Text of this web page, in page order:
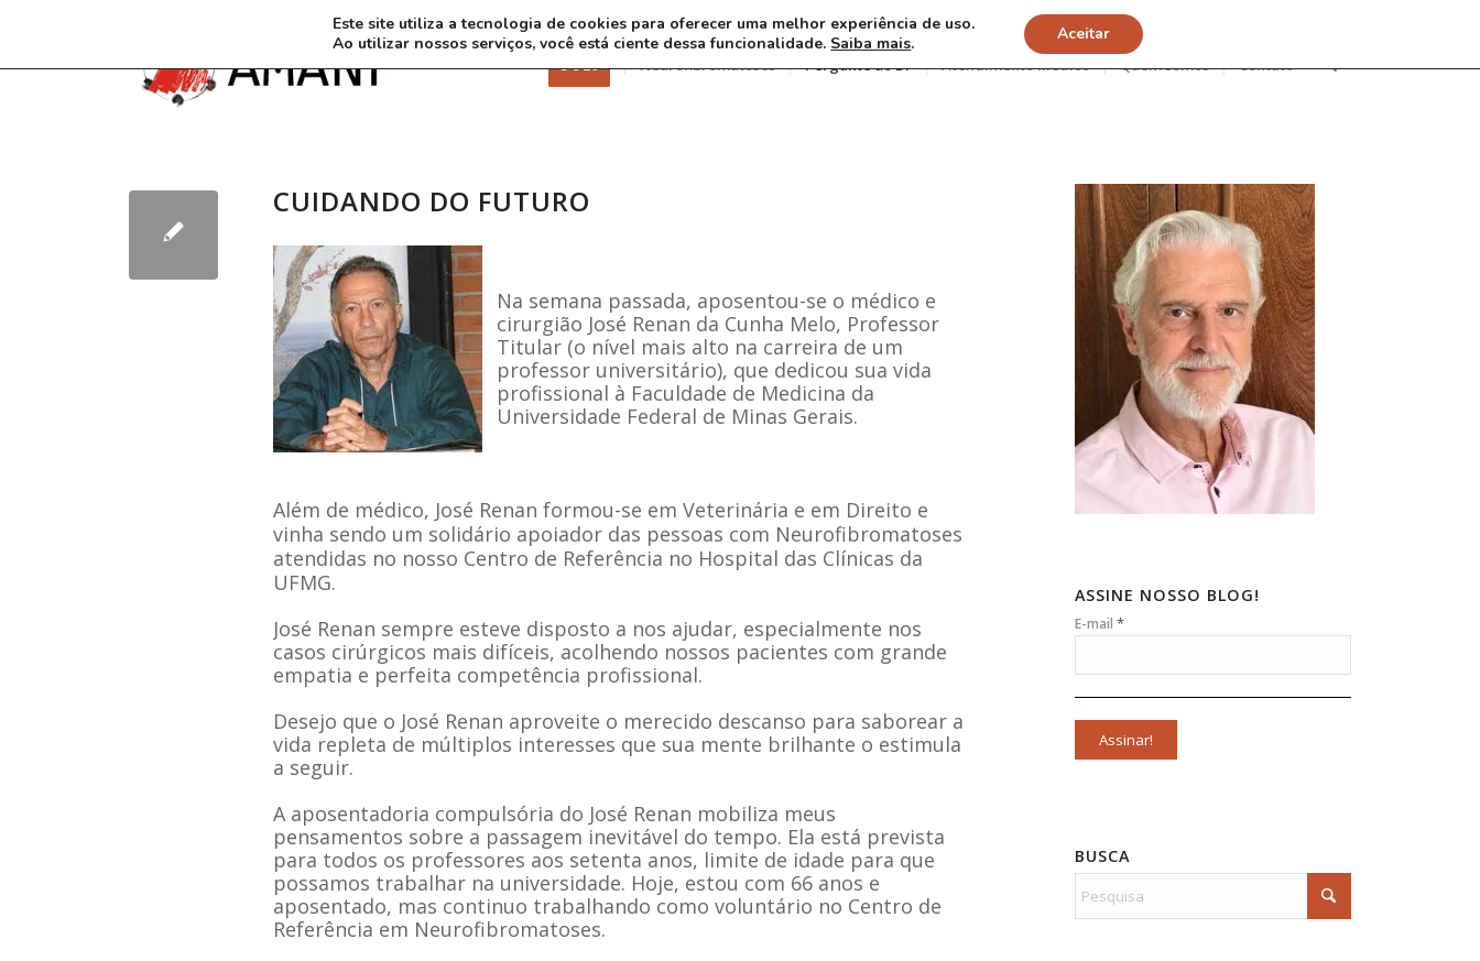
3 8 26 Neurofibromatoses Pergunte ao Dr Atendimento Médico Quem somos Contato
CUIDANDO DO FUTURO
Na semana passada, aposentou-se o médico e
cirurgião José Renan da Cunha Melo, Professor
Titular (o nível mais alto na carreira de um
professor universitário), que dedicou sua vida
profissional à Faculdade de Medicina da
Universidade Federal de Minas Gerais.
Além de médico, José Renan formou-se em Veterinária e em Direito e
vinha sendo um solidário apoiador das pessoas com Neurofibromatoses
atendidas no nosso Centro de Referência no Hospital das Clínicas da
UFMG.
José Renan sempre esteve disposto a nos ajudar, especialmente nos
casos cirúrgicos mais difíceis, acolhendo nossos pacientes com grande
empatia e perfeita competência profissional.
Desejo que o José Renan aproveite o merecido descanso para saborear a
vida repleta de múltiplos interesses que sua mente brilhante o estimula
a seguir.
A aposentadoria compulsória do José Renan mobiliza meus
pensamentos sobre a passagem inevitável do tempo. Ela está prevista
para todos os professores aos setenta anos, limite de idade para que
possamos trabalhar na universidade. Hoje, estou com 66 anos e
aposentado, mas continuo trabalhando como voluntário no Centro de
Referência em Neurofibromatoses.
ASSINE NOSSO BLOG!
E-mail*
BUSCA
Este site utiliza a tecnologia de cookies para oferecer uma melhor experiência de uso.
Ao utilizar nossos serviços, você está ciente dessa funcionalidade. Saiba mais. Aceitar